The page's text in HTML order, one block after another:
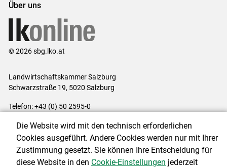
Über uns
© 2026 sbg.lko.at
Landwirtschaftskammer Salzburg
Schwarzstraße 19, 5020 Salzburg
Telefon: +43 (0) 50 2595-0
Impressum|Kontakt|Datenschutzerklärung|Barrierefreiheit|
Cookie-Einstellungen
Die Website wird mit den technisch erforderlichen
Cookies ausgeführt. Andere Cookies werden nur mit Ihrer
Zustimmung gesetzt. Sie können Ihre Entscheidung für
diese Website in den Cookie-Einstellungen jederzeit